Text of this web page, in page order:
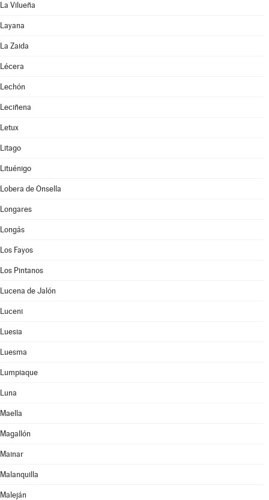
La Vilueña
Layana
La Zaida
Lécera
Lechón
Leciñena
Letux
Litago
Lituénigo
Lobera de Onsella
Longares
Longás
Los Fayos
Los Pintanos
Lucena de Jalón
Luceni
Luesia
Luesma
Lumpiaque
Luna
Maella
Magallón
Mainar
Malanquilla
Maleján